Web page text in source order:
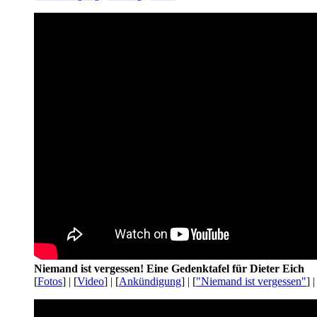
Niemand ist vergessen! Eine Gedenktafel für Dieter Eich
[Fotos] | [Video] | [Ankündigung] | ["Niemand ist vergessen"]